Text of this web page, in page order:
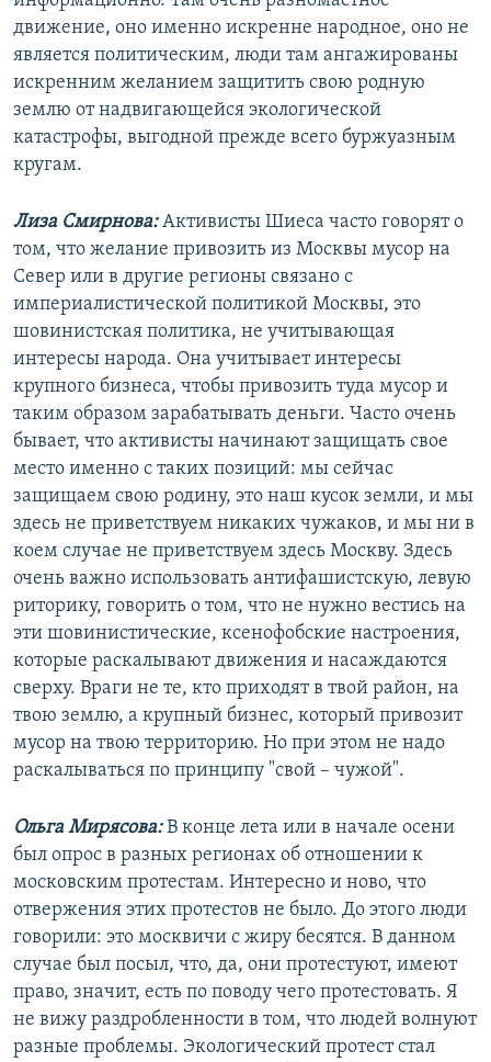
движение, оно именно искренне народное, оно не
является политическим, люди там ангажированы
искренним желанием защитить свою родную
землю от надвигающейся экологической
катастрофы, выгодной прежде всего буржуазным
кругам.
Лиза Смирнова:Активисты Шиеса часто говорят о
том, что желание привозить из Москвы мусор на
Север или в другие регионы связано с
империалистической политикой Москвы, это
шовинистская политика, не учитывающая
интересы народа. Она учитывает интересы
крупного бизнеса, чтобы привозить туда мусор и
таким образом зарабатывать деньги. Часто очень
бывает, что активисты начинают защищать свое
место именно с таких позиций: мы сейчас
защищаем свою родину, это наш кусок земли, и мы
здесь не приветствуем никаких чужаков, и мы ни в
коем случае не приветствуем здесь Москву. Здесь
очень важно использовать антифашистскую, левую
риторику, говорить о том, что не нужно вестись на
эти шовинистические, ксенофобские настроения,
которые раскалывают движения и насаждаются
сверху. Враги не те, кто приходят в твой район, на
твою землю, а крупный бизнес, который привозит
мусор на твою территорию. Но при этом не надо
раскалываться по принципу "свой – чужой".
Ольга Мирясова:В конце лета или в начале осени
был опрос в разных регионах об отношении к
московским протестам. Интересно и ново, что
отвержения этих протестов не было. До этого люди
говорили: это москвичи с жиру бесятся. В данном
случае был посыл, что, да, они протестуют, имеют
право, значит, есть по поводу чего протестовать. Я
не вижу раздробленности в том, что людей волнуют
разные проблемы. Экологический протест стал